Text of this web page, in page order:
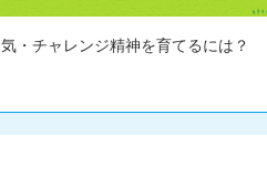
・チャレンジ精神を育てるには？